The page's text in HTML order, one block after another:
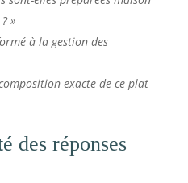
»
à la gestion des
exacte de ce plat
des réponses